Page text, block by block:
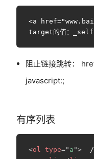
<a
阻止链接跳转：
javascript:;
有序列表
<ol type=" a ">